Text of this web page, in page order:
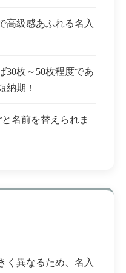
高級感あふれる名入
30枚～50枚程度であ
納期！
名前を替えられま
く異なるため、名入